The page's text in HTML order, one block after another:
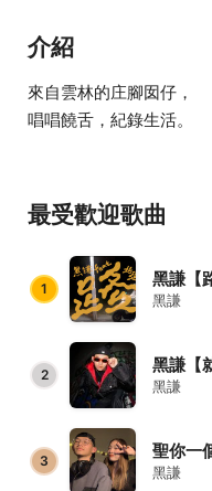
介紹
來自雲林的庄腳囡仔，
唱唱饒舌，紀錄生活。
最受歡迎歌曲
1 黑謙【
黑謙
2 黑謙【
黑謙
3
黑謙